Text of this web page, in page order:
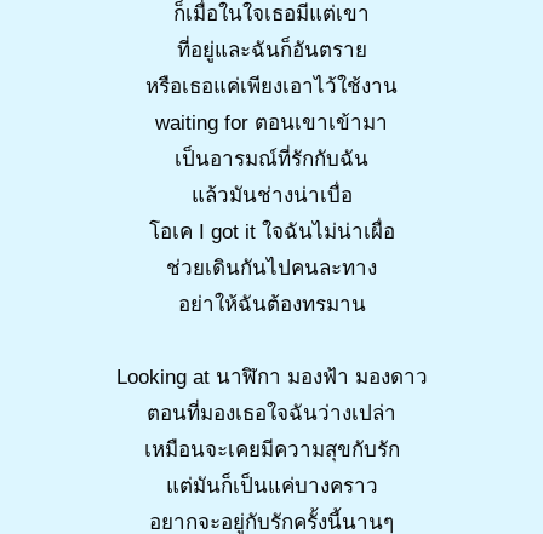
ก็เมื่อในใจเธอมีแต่เขา
ที่อยู่และฉันก็อันตราย
หรือเธอแค่เพียงเอาไว้ใช้งาน
waiting for ตอนเขาเข้ามา
เป็นอารมณ์ที่รักกับฉัน
แล้วมันช่างน่าเบื่อ
โอเค I got it ใจฉันไม่น่าเผื่อ
ช่วยเดินกันไปคนละทาง
อย่าให้ฉันต้องทรมาน
Looking at นาฬิกา มองฟ้า มองดาว
ตอนที่มองเธอใจฉันว่างเปล่า
เหมือนจะเคยมีความสุขกับรัก
แต่มันก็เป็นแค่บางคราว
อยากจะอยู่กับรักครั้งนี้นานๆ